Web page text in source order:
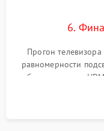
6.
Прогон
равномерности
работы разъемов
в рабочем